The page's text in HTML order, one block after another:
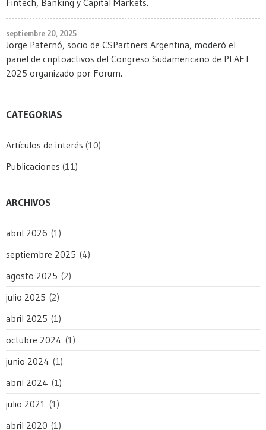
septiembre 20, 2025
Jorge Paternó, socio de CSPartners Argentina, moderó el
panel de criptoactivos del Congreso Sudamericano de PLAFT
2025 organizado por Forum.
CATEGORIAS
Artículos de interés (10)
Publicaciones (11)
ARCHIVOS
abril 2026 (1)
septiembre 2025 (4)
agosto 2025 (2)
julio 2025 (2)
abril 2025 (1)
octubre 2024 (1)
junio 2024 (1)
abril 2024 (1)
julio 2021 (1)
abril 2020 (1)